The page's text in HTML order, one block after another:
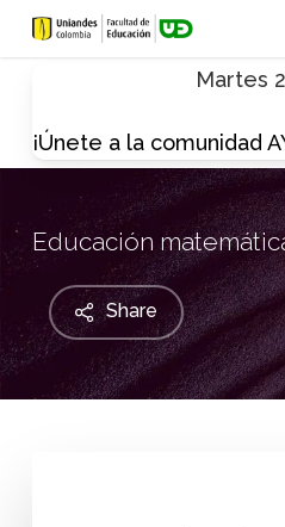
Skip
Martes
¡Únete a la comunidad
Educación
Share